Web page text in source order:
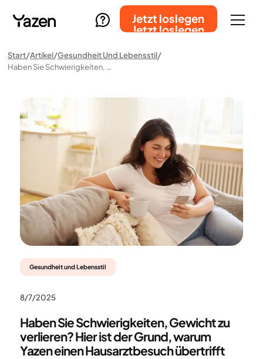
Jetzt loslegen
Jetzt loslegen
Start Artikel Gesundheit Und Lebensstil
Haben Sie Schwierigkeiten, Gewicht Zu Verlieren? Hier Ist Der Grund, Warum Yazen Einen Hausarztbesuch Übertrifft
Gesundheit und Lebensstil
8/7/2025
Haben Sie Schwierigkeiten, Gewicht zu
verlieren? Hier ist der Grund, warum
Yazen einen Hausarztbesuch übertrifft